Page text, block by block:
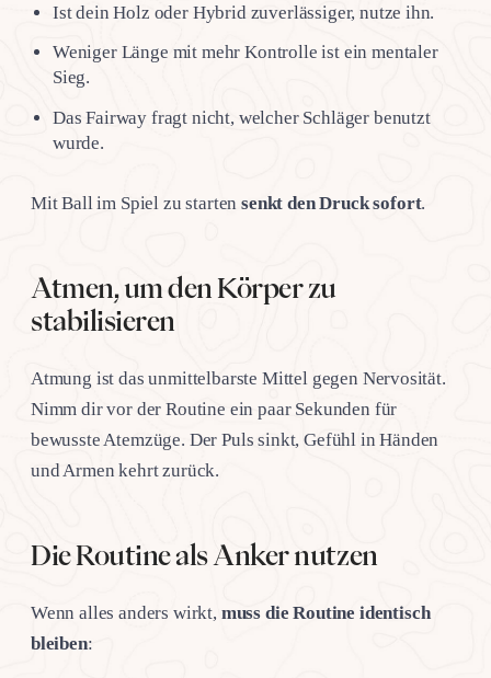
Ist dein Holz oder Hybrid zuverlässiger, nutze ihn.
Weniger Länge mit mehr Kontrolle ist ein mentaler
Sieg.
Das Fairway fragt nicht, welcher Schläger benutzt
wurde.
Mit Ball im Spiel zu startensenkt den Druck sofort.
Atmen, um den Körper zu
stabilisieren
Atmung ist das unmittelbarste Mittel gegen Nervosität.
Nimm dir vor der Routine ein paar Sekunden für
bewusste Atemzüge. Der Puls sinkt, Gefühl in Händen
und Armen kehrt zurück.
Die Routine als Anker nutzen
Wenn alles anders wirkt, muss die Routine identisch
bleiben: